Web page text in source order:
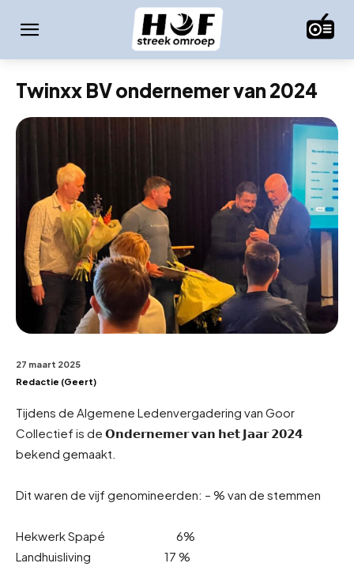
Twinxx BV ondernemer van 2024
27 maart 2025
Redactie (Geert)
Tijdens de Algemene Ledenvergadering van Goor
Collectief is de 𝗢𝗻𝗱𝗲𝗿𝗻𝗲𝗺𝗲𝗿 𝘃𝗮𝗻 𝗵𝗲𝘁 𝗝𝗮𝗮𝗿 𝟮𝟬𝟮𝟰
bekend gemaakt.
Dit waren de vijf genomineerden: – % van de stemmen
Hekwerk Spapé 6%
Landhuisliving 17 %